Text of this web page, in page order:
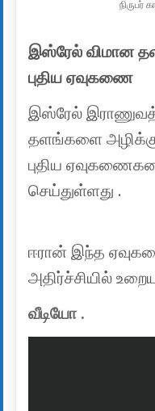
AUTHOR:
நிருபர்
இஸ்ரேல் விமான
புதிய ஏவுகணை
இஸ்ரேல்
தளங்களை
புதிய
செய்துள்ளது .
ஈரான் இந்த
அதிர்ச்சியில்
வீடியோ .